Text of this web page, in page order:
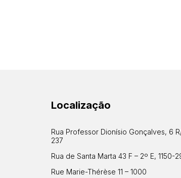
Localização
Rua Professor Dionísio Gonçalves, 6
237
Rua de Santa Marta 43 F – 2º E, 1150-
Rue Marie-Thérèse 11 – 1000